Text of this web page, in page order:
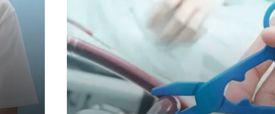
no
exige
enfermedad
terminal